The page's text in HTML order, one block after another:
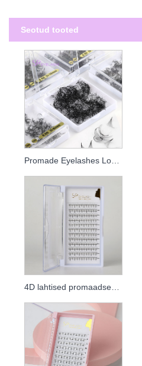
Seotud tooted
Promade Eyelashes Loose Lehvikud
4D lahtised promaadsed fännid